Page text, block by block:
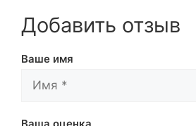
Добавить отзыв
Ваше имя
Ваша оценка